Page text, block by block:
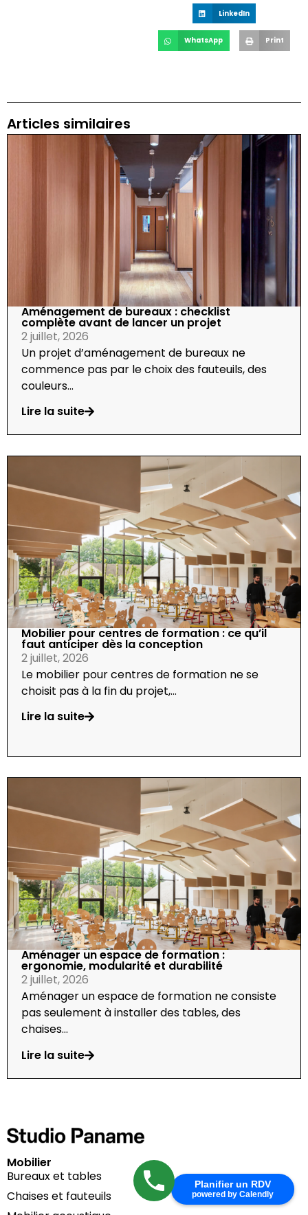
Planifier un RDV
powered by Calendly
LinkedIn
WhatsApp Print
Articles similaires
Aménagement de bureaux : checklist
complète avant de lancer un projet
2 juillet, 2026
Un projet d’aménagement de bureaux ne
commence pas par le choix des fauteuils, des
couleurs...
Lire la suite
Mobilier pour centres de formation : ce qu’il
faut anticiper dès la conception
2 juillet, 2026
Le mobilier pour centres de formation ne se
choisit pas à la fin du projet,...
Lire la suite
Aménager un espace de formation :
ergonomie, modularité et durabilité
2 juillet, 2026
Aménager un espace de formation ne consiste
pas seulement à installer des tables, des
chaises...
Lire la suite
Mobilier
Bureaux et tables
Chaises et fauteuils